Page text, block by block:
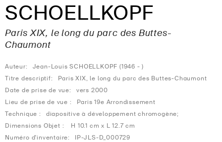
SCHOELLKOPF
Paris XIX, le long du parc des Buttes-
Chaumont
Auteur:
Jean-Louis SCHOELLKOPF (1946 - )
Titre descriptif:
Paris XIX, le long du parc des Buttes-Chaumont
Date de prise de vue:
vers 2000
Lieu de prise de vue :
Paris 19e Arrondissement
Technique :
diapositive à développement chromogène;
Dimensions Objet :
H 10.1 cm x L 12.7 cm
Numéro d'inventaire:
IP-JLS-D_000729